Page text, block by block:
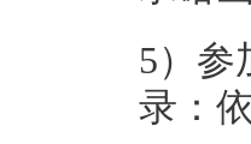
5）参
录：